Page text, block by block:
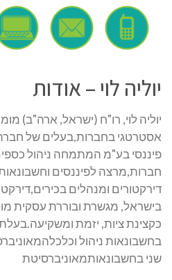
יוליה לוי – אודות
יוליה לוי, רו"ח (ישראל, ארה"ב)
אסטרטגי בחברות,בעלים של חברת
פיננסי בע"מ המתמחה ניהול
חברות,מרצה לפיננסים
דירקטורים ומנהלים
בישראל, מגשרת ובוררת עסקית
כקצינת ציות, יזמת
בחשבונאות ניהול
שני בחשבונאותמאוניברסיטת